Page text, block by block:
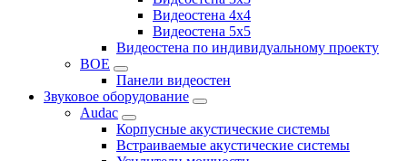
Видеостена 4x4
Видеостена 5x5
Видеостена по индивидуальному проекту
BOE
Панели видеостен
Звуковое оборудование
Audac
Корпусные акустические системы
Встраиваемые акустические системы